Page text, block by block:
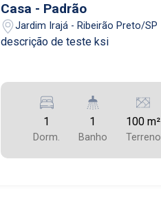
Casa - Padrão
Jardim Irajá - Ribeirão Preto/SP
descrição de teste ksi
1
Dorm.
1
Banho
100 m²
Terreno